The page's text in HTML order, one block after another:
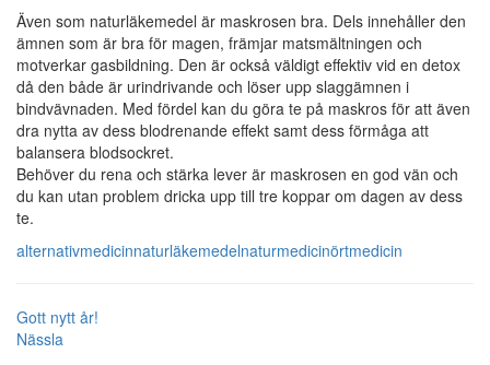
Även som naturläkemedel är maskrosen bra. Dels innehåller den
ämnen som är bra för magen, främjar matsmältningen och
motverkar gasbildning. Den är också väldigt effektiv vid en detox
då den både är urindrivande och löser upp slaggämnen i
bindvävnaden. Med fördel kan du göra te på maskros för att även
dra nytta av dess blodrenande effekt samt dess förmåga att
balansera blodsockret.
Behöver du rena och stärka lever är maskrosen en god vän och
du kan utan problem dricka upp till tre koppar om dagen av dess
te.
alternativmedicinnaturläkemedelnaturmedicinörtmedicin
Gott nytt år!
Nässla